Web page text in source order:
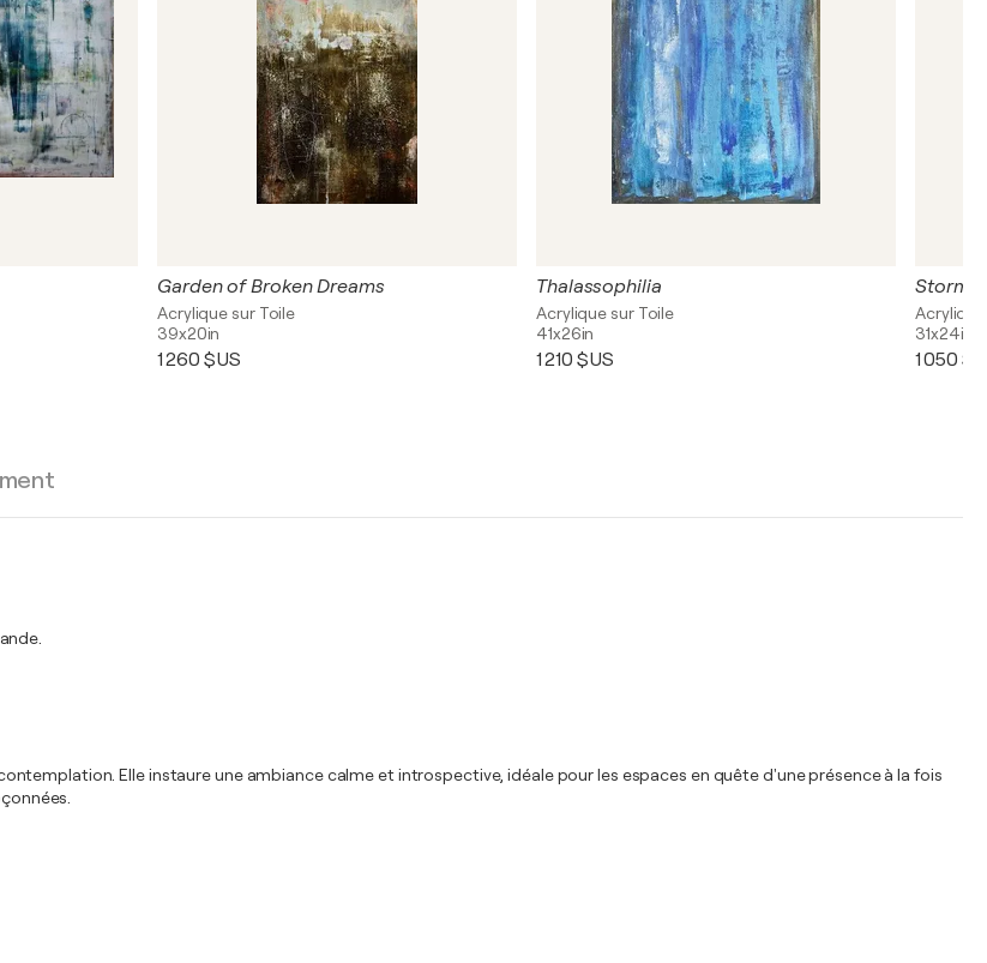
Garden of Broken Dreams
Acrylique sur Toile
39x20in
1 260 $US
Thalassophilia
Acrylique sur Toile
41x26in
1 210 $US
Stormy
31x24in
1 050
Elle instaure une ambiance calme et introspective, idéale pour les espaces en quête d'une présence à la fois